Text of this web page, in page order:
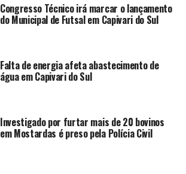
Congresso Técnico irá marcar o lançamento
do Municipal de Futsal em Capivari do Sul
Falta de energia afeta abastecimento de
água em Capivari do Sul
Investigado por furtar mais de 20 bovinos
em Mostardas é preso pela Polícia Civil